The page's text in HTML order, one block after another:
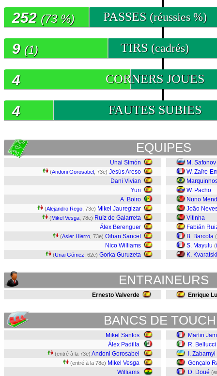
PASSES (réussies %)
252 (73 %)
TIRS (cadrés)
9 (1)
CORNERS JOUES
4
FAUTES SUBIES
4
EQUIPES
Unai Simón
(Andoni Gorosabel , 73e) Jesús Areso
Dani Vivian
Yuri
A. Boiro
(Alejandro Rego , 73e) Mikel Jauregizar
(Mikel Vesga , 78e) Ruíz de Galarreta
Álex Berenguer
(Asier Hierro , 73e) Oihan Sancet
Nico Williams
(Unai Gómez , 62e) Gorka Guruzeta
M. Safonov
W. Zaïre-
W. Pacho
Nuno
João
Vitinha
Fabián
B. Barcola (
S. Mayulu (
K.
ENTRAINEURS
Ernesto Valverde Enrique
BANCS DE
Mikel Santos
Álex Padilla
(entré à la 73e) Andoni Gorosabel
(entré à la 78e) Mikel Vesga
Williams
Martin
R. Bellucci
I. Zabarnyi
Gonçalo
D. Doué